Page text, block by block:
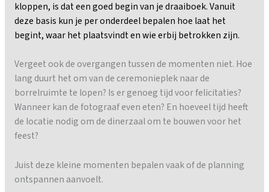
kloppen, is dat een goed begin van je draaiboek. Vanuit
deze basis kun je per onderdeel bepalen hoe laat het
begint, waar het plaatsvindt en wie erbij betrokken zijn.
Vergeet ook de overgangen tussen de momenten niet. Hoe
lang duurt het om van de ceremonieplek naar de
borrelruimte te lopen? Is er genoeg tijd voor felicitaties?
Wanneer kan de fotograaf even eten? En hoeveel tijd heeft
de locatie nodig om de dinerzaal om te bouwen voor het
feest?
Juist deze kleine momenten bepalen vaak of de planning
ontspannen aanvoelt.